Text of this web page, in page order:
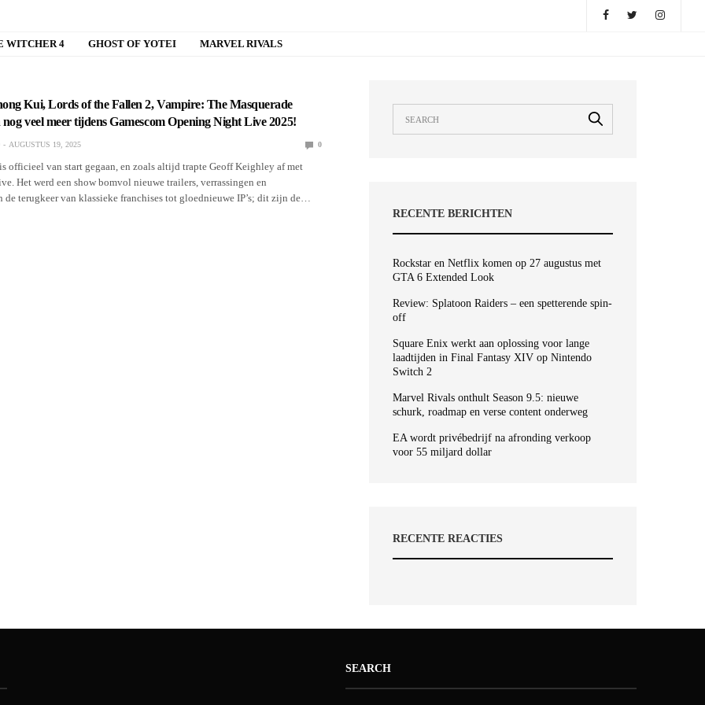
WITCHER 4 GHOST OF YOTEI MARVEL RIVALS
Kui, Lords of the Fallen 2, Vampire: The Masquerade
nog veel meer tijdens Gamescom Opening Night Live 2025!
AUGUSTUS 19, 2025 0
officieel van start gegaan, en zoals altijd trapte Geoff Keighley af met
Het werd een show bomvol nieuwe trailers, verrassingen en
terugkeer van klassieke franchises tot gloednieuwe IP’s; dit zijn de…
RECENTE BERICHTEN
Rockstar en Netflix komen op 27 augustus met
GTA 6 Extended Look
Review: Splatoon Raiders – een spetterende spin-
off
Square Enix werkt aan oplossing voor lange
laadtijden in Final Fantasy XIV op Nintendo
Switch 2
Marvel Rivals onthult Season 9.5: nieuwe
schurk, roadmap en verse content onderweg
EA wordt privébedrijf na afronding verkoop
voor 55 miljard dollar
RECENTE REACTIES
SEARCH